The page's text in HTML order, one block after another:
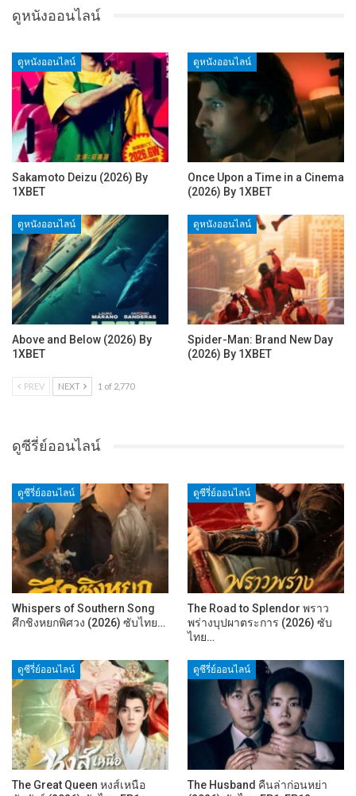
ดูหนังออนไลน์
ดูหนังออนไลน์
Sakamoto Deizu (2026) By
1XBET
ดูหนังออนไลน์
Once Upon a Time in a Cinema
(2026) By 1XBET
ดูหนังออนไลน์
Above and Below (2026) By
1XBET
ดูหนังออนไลน์
Spider-Man: Brand New Day
(2026) By 1XBET
PREV NEXT 1 of 2,770
ดูซีรี่ย์ออนไลน์
ดูซีรี่ย์ออนไลน์
Whispers of Southern Song
ศึกชิงหยกพิศวง (2026) ซับไทย…
ดูซีรี่ย์ออนไลน์
The Road to Splendor พราว
พร่างบุปผาตระการ (2026) ซับ
ไทย…
ดูซีรี่ย์ออนไลน์
The Great Queen หงส์เหนือ
ดูซีรี่ย์ออนไลน์
The Husband คืนล่าก่อนหย่า